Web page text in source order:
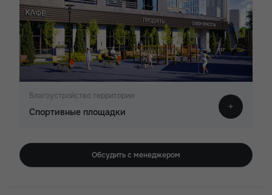
Благоустройство территории
Спортивные площадки
Обсудить с менеджером